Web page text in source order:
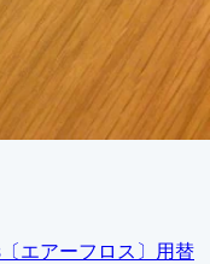
エアーフロス〕用替